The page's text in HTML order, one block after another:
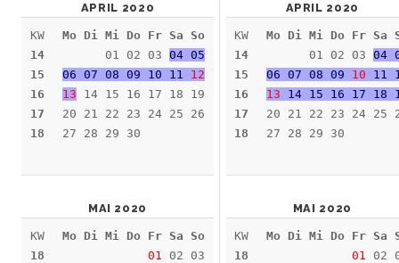
APRIL 2020
KW
14
15
16
17
18
Mo Di Mi Do Fr Sa So
01 02 03 04 05
06 07 08 09 10 11 12
13 14 15 16 17 18 19
20 21 22 23 24 25 26
27 28 29 30
MAI 2020
KW
18
Mo Di Mi Do Fr Sa So
01
02 03
APRIL 2020
KW
14
15
16
17
18
Mo Di Mi Do Fr Sa
01 02 0304
06 07 08 09 10 11
13 14 15 16 17 18
20 21 22 23 24 25
27 28 29 30
MAI 2020
KW
18
Mo Di Mi Do Fr Sa
01
02